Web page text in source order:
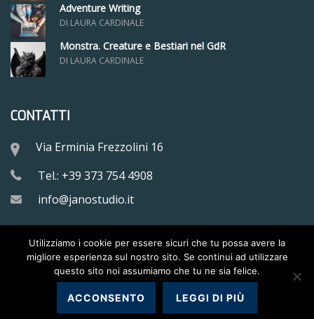
Adventure Writing
DI LAURA CARDINALE
Monstra. Creature e Bestiari nel GdR
DI LAURA CARDINALE
CONTATTI
Via Erminia Frezzolini 16
Tel.: +39 373 754 4908
info@janostudio.it
Copyright © 2017-2024Jano Studio S.r.l.
Utilizziamo i cookie per essere sicuri che tu possa avere la
migliore esperienza sul nostro sito. Se continui ad utilizzare
questo sito noi assumiamo che tu ne sia felice.
ACCONSENTO LEGGI DI PIÙ